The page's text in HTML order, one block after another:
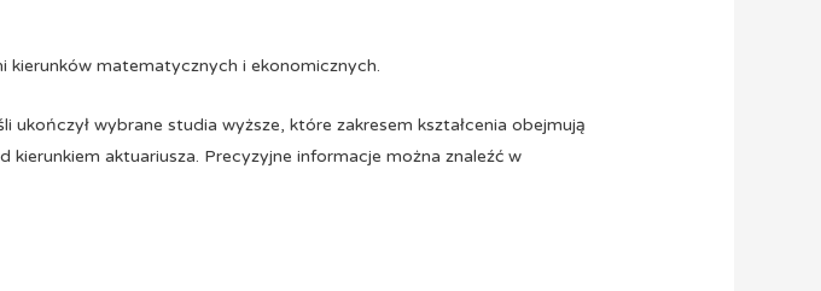
kierunków matematycznych i ekonomicznych.
wybrane studia wyższe, które zakresem kształcenia obejmują
aktuariusza. Precyzyjne informacje można znaleźć w